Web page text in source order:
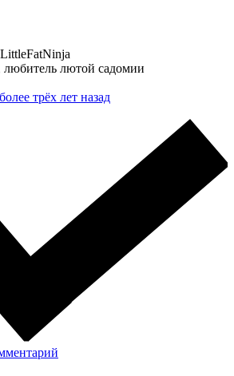
любитель лютой садомии
более трёх лет назад